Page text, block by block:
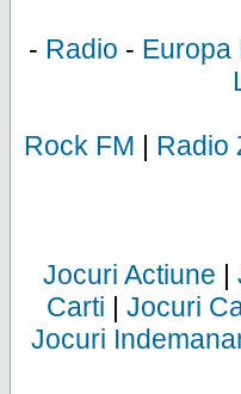
- Radio - Europa
Rock FM | Radio
Jocuri Actiune |
Carti | Jocuri
Jocuri